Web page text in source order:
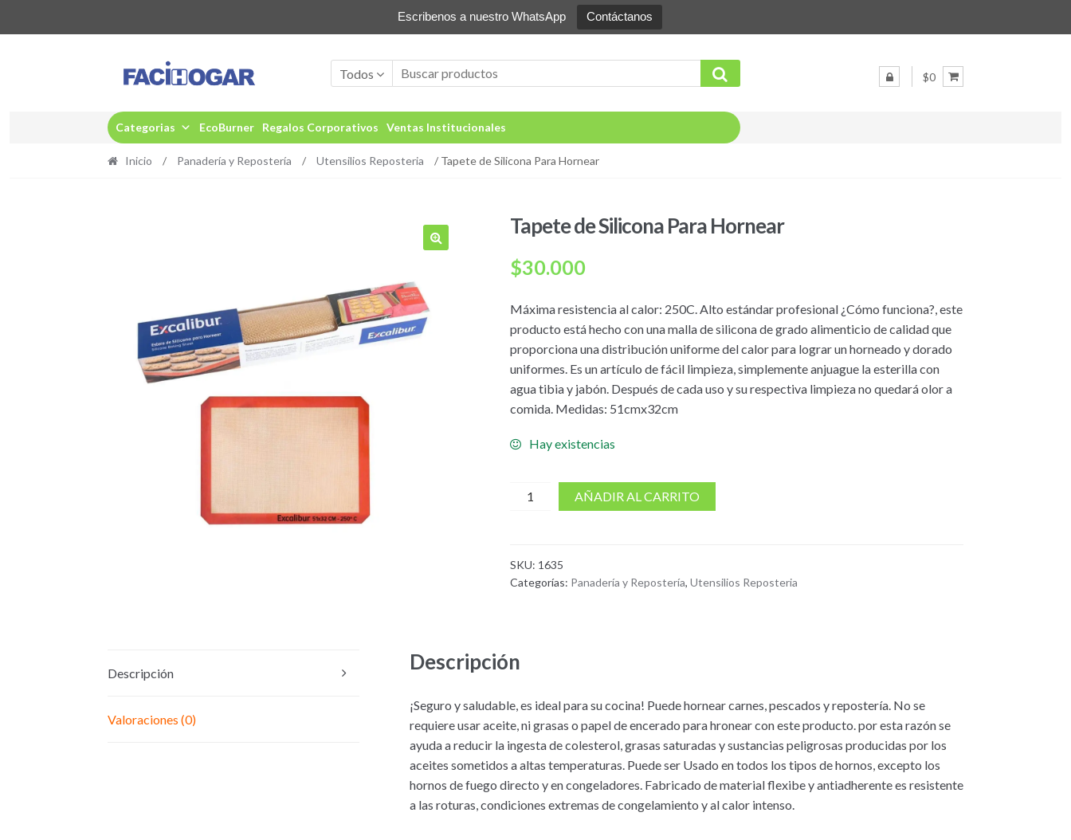
Escribenos a nuestro WhatsApp Contáctanos
contenido
Todos $0
Categorias EcoBurner Regalos Corporativos Ventas Institucionales
Inicio / Panadería y Repostería / Utensilios Reposteria / Tapete de Silicona Para Hornear
Tapete de Silicona Para Hornear
$30.000
Máxima resistencia al calor: 250C. Alto estándar profesional ¿Cómo funciona?, este
producto está hecho con una malla de silicona de grado alimenticio de calidad que
proporciona una distribución uniforme del calor para lograr un horneado y dorado
uniformes. Es un artículo de fácil limpieza, simplemente anjuague la esterilla con
agua tibia y jabón. Después de cada uso y su respectiva limpieza no quedará olor a
comida. Medidas: 51cmx32cm
Hay existencias
cantidad
Silicona
Para
AÑADIR AL CARRITO
SKU: 1635
Categorías: Panadería y Repostería,Utensilios Reposteria
Descripción
Valoraciones (0)
Descripción
¡Seguro y saludable, es ideal para su cocina! Puede hornear carnes, pescados y repostería. No se
requiere usar aceite, ni grasas o papel de encerado para hronear con este producto. por esta razón se
ayuda a reducir la ingesta de colesterol, grasas saturadas y sustancias peligrosas producidas por los
aceites sometidos a altas temperaturas. Puede ser Usado en todos los tipos de hornos, excepto los
hornos de fuego directo y en congeladores. Fabricado de material flexibe y antiadherente es resistente
a las roturas, condiciones extremas de congelamiento y al calor intenso.